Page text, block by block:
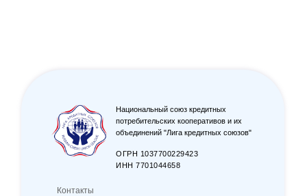
Национальный союз кредитных
потребительских кооперативов и их
объединений "Лига кредитных союзов"
ИНН 7701044658
ОГРН 1037700229423
Контакты